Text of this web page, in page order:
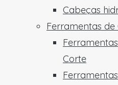
Cabeças
Ferramentas de
Corte